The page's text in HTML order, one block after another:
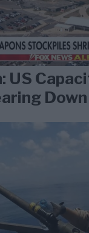
US
Down